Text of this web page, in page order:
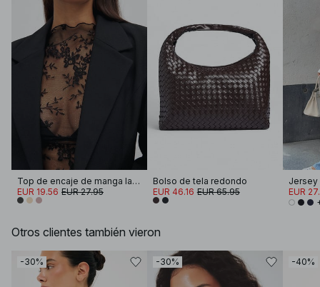
Top de encaje de manga larga
EUR 19.56 EUR 27.95
Bolso de tela redondo
EUR 46.16 EUR 65.95
EUR
Otros clientes también vieron
-30% -30% -40%